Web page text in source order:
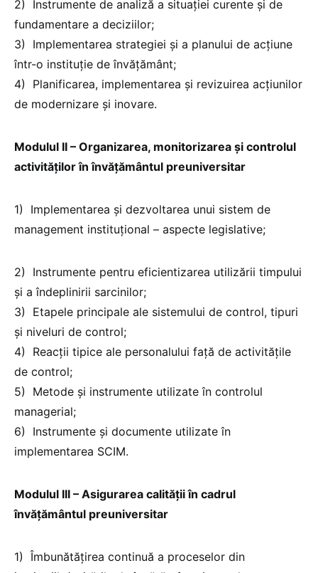
2) Instrumente de analiză a situației curente și de
fundamentare a deciziilor;
3) Implementarea strategiei şi a planului de acţiune
într-o instituție de învățământ;
4) Planificarea, implementarea şi revizuirea acţiunilor
de modernizare şi inovare.
Modulul II – Organizarea, monitorizarea și controlul
activităților în învățământul preuniversitar
1) Implementarea și dezvoltarea unui sistem de
management instituțional – aspecte legislative;
2) Instrumente pentru eficientizarea utilizării timpului
și a îndeplinirii sarcinilor;
3) Etapele principale ale sistemului de control, tipuri
și niveluri de control;
4) Reacții tipice ale personalului față de activitățile
de control;
5) Metode și instrumente utilizate în controlul
managerial;
6) Instrumente și documente utilizate în
implementarea SCIM.
Modulul III – Asigurarea calității în cadrul
învățământul preuniversitar
1) Îmbunătățirea continuă a proceselor din